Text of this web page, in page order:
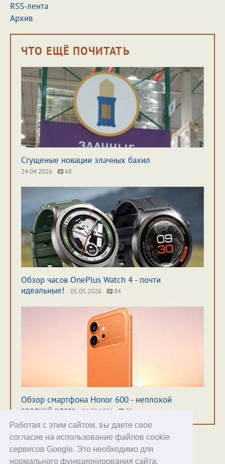
Работая с этим сайтом, вы даете свое
согласие на использование файлов cookie
сервисов Google. Это необходимо для
нормального функционирования сайта,
RSS-лента
Архив
ЧТО ЕЩЁ ПОЧИТАТЬ
Сгущеные новации злачных бахил
24.04.2026 68
Обзор часов OnePlus Watch 4 - почти
идеальные!
05.05.2026 84
Обзор смартфона Honor 600 - неплохой
средний класс
04.08.2026 39